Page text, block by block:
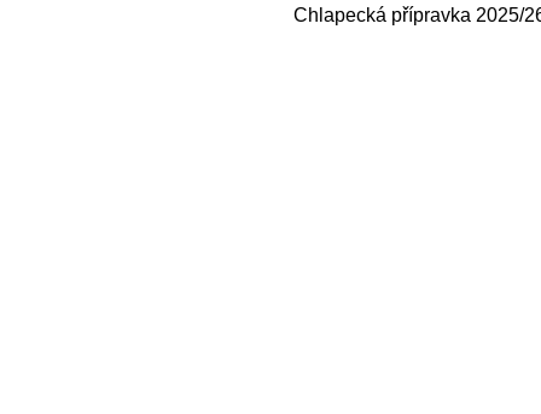
Chlapecká přípravka 2025/